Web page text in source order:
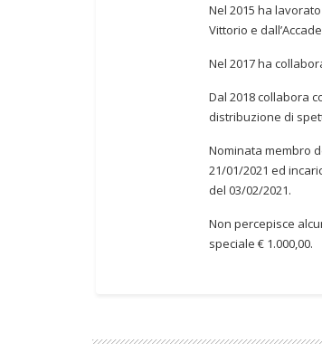
Nel 2015 ha
Vittorio e
Nel 2017 ha
Dal 2018 collabora
distribuzione di
Nominata membro
21/01/2021 ed
del 03/02/2021.
Non percepisce
speciale € 1.000,00.